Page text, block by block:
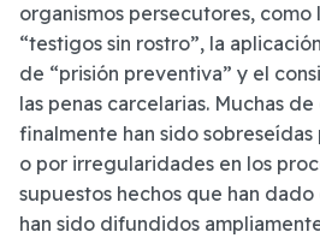
organismos persecutores, como
“testigos sin rostro”, la
de “prisión preventiva” y el
las penas carcelarias. Muchas de
finalmente han sido
o por irregularidades en los
supuestos hechos que han dado
han sido difundidos